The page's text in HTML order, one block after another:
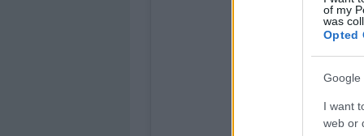
of my
was
Opted
Google
I want
web or